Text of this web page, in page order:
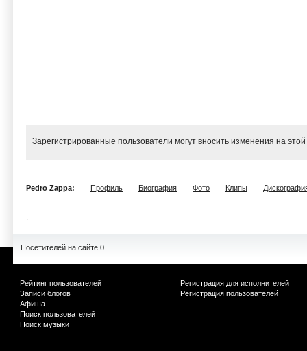
Зарегистрированные пользователи могут вносить изменения на
Pedro Zappa: Профиль Биография Фото Клипы
Посетителей на сайте 0
Рейтинг пользователей
Записи блогов
Афиша
Поиск пользователей
Поиск музыки
Регистрация для исполнителей
Регистрация пользователей